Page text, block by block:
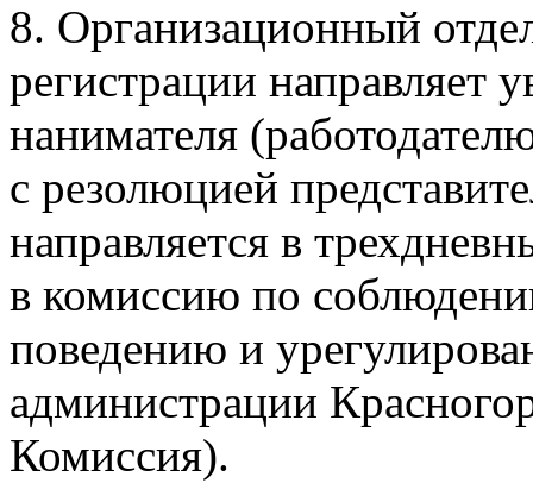
8. Организационный
регистрации направляет
нанимателя
с резолюцией
направляется в
в комиссию по
поведению и
администрации
Комиссия).